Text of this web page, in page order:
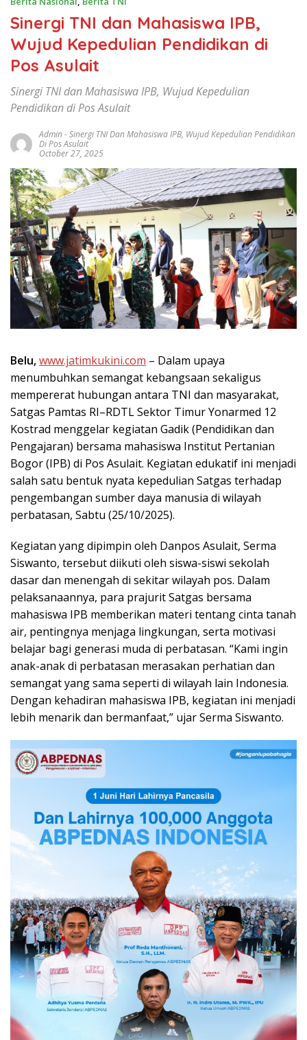
Sinergi TNI dan Mahasiswa IPB,
Wujud Kepedulian Pendidikan di
Pos Asulait
Sinergi TNI dan Mahasiswa IPB, Wujud Kepedulian
Pendidikan di Pos Asulait
Admin-Sinergi TNI Dan Mahasiswa IPB, Wujud Kepedulian Pendidikan
Di Pos Asulait
October 27, 2025
Belu,www.jatimkukini.com – Dalam upaya
menumbuhkan semangat kebangsaan sekaligus
mempererat hubungan antara TNI dan masyarakat,
Satgas Pamtas RI–RDTL Sektor Timur Yonarmed 12
Kostrad menggelar kegiatan Gadik (Pendidikan dan
Pengajaran) bersama mahasiswa Institut Pertanian
Bogor (IPB) di Pos Asulait. Kegiatan edukatif ini menjadi
salah satu bentuk nyata kepedulian Satgas terhadap
pengembangan sumber daya manusia di wilayah
perbatasan, Sabtu (25/10/2025).
Kegiatan yang dipimpin oleh Danpos Asulait, Serma
Siswanto, tersebut diikuti oleh siswa-siswi sekolah
dasar dan menengah di sekitar wilayah pos. Dalam
pelaksanaannya, para prajurit Satgas bersama
mahasiswa IPB memberikan materi tentang cinta tanah
air, pentingnya menjaga lingkungan, serta motivasi
belajar bagi generasi muda di perbatasan. “Kami ingin
anak-anak di perbatasan merasakan perhatian dan
semangat yang sama seperti di wilayah lain Indonesia.
Dengan kehadiran mahasiswa IPB, kegiatan ini menjadi
lebih menarik dan bermanfaat,” ujar Serma Siswanto.